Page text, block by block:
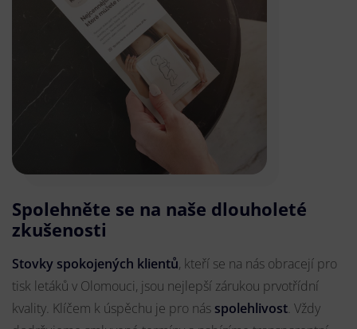
Spolehněte se na naše dlouholeté
zkušenosti
Stovky spokojených klientů, kteří se na nás obracejí pro
tisk letáků v Olomouci, jsou nejlepší zárukou prvotřídní
kvality. Klíčem k úspěchu je pro nás spolehlivost. Vždy